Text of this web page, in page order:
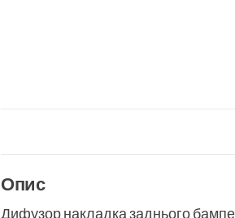
Опис
Дифузор накладка заднього